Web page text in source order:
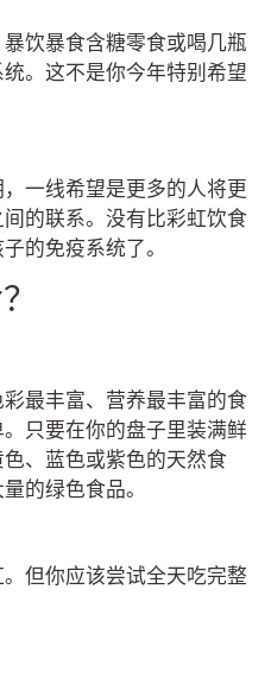
饮暴食含糖零食或喝几瓶
。这不是你今年特别希望
一线希望是更多的人将更
的联系。没有比彩虹饮食
的免疫系统了。
最丰富、营养最丰富的食
只要在你的盘子里装满鲜
、蓝色或紫色的天然食
的绿色食品。
但你应该尝试全天吃完整